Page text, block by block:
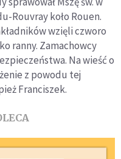
Rouvray koło Rouen.
wzięli czworo
ranny. Zamachowcy
Na wieść o
z powodu tej
Franciszek.